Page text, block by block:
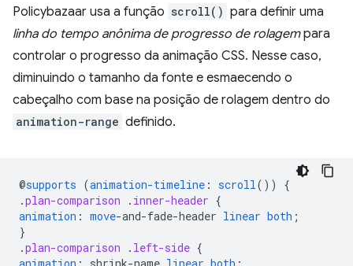
Policybazaar usa a função scroll() para definir uma
linha do tempo anônima de progresso de rolagempara
controlar o progresso da animação CSS. Nesse caso,
diminuindo o tamanho da fonte e esmaecendo o
cabeçalho com base na posição de rolagem dentro do
animation-range definido.
@supports (animation-timeline : scroll())
{
.plan-comparison . inner-header {
animation : move-and-fade-header linear both ;
}
.plan-comparison . left-side {